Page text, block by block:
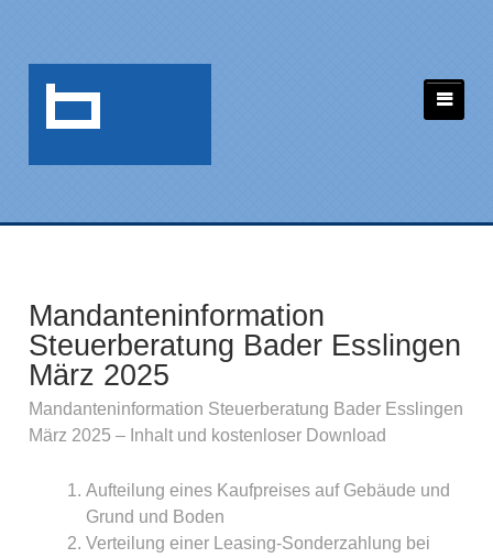
Mandanteninformation
Steuerberatung Bader Esslingen
März 2025
Mandanteninformation Steuerberatung Bader Esslingen
März 2025 – Inhalt und kostenloser Download
Aufteilung eines Kaufpreises auf Gebäude und
Grund und Boden
Verteilung einer Leasing-Sonderzahlung bei